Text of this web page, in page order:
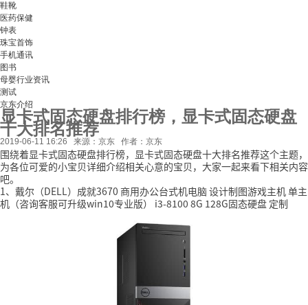
鞋靴
医药保健
钟表
珠宝首饰
手机通讯
图书
母婴行业资讯
测试
京东介绍
显卡式固态硬盘排行榜，显卡式固态硬盘
十大排名推荐
2019-06-11 16:26 来源：京东 作者：京东
围绕着显卡式固态硬盘排行榜，显卡式固态硬盘十大排名推荐这个主题，
为各位可爱的小宝贝详细介绍相关心意的宝贝，大家一起来看下相关内容
吧。
1、戴尔（DELL）成就3670 商用办公台式机电脑 设计制图游戏主机 单主
机（咨询客服可升级win10专业版） i3-8100 8G 128G固态硬盘 定制